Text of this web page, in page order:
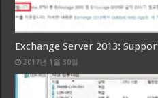
Exchange Server 2013:
2017년 1월 30일